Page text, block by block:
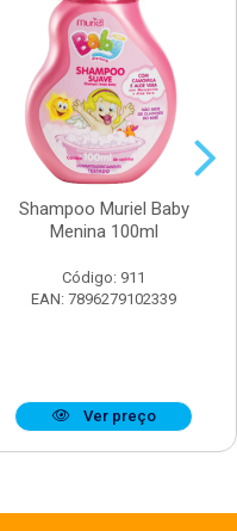
Shampoo Muriel Baby
Menina 100ml
Código: 911
EAN: 7896279102339
Ver preço